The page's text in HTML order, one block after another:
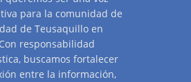
para la comunidad de
de Teusaquillo en
responsabilidad
buscamos fortalecer
entre la información,